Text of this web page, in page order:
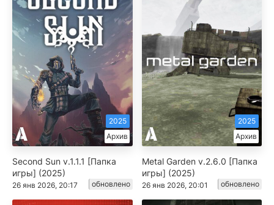
Архив
2025
Second Sun v.1.1.1 [Папка
игры] (2025)
26 янв 2026, 20:17 обновлено
Архив
2025
Metal Garden v.2.6.0 [Папка
игры] (2025)
26 янв 2026, 20:01 обновлено